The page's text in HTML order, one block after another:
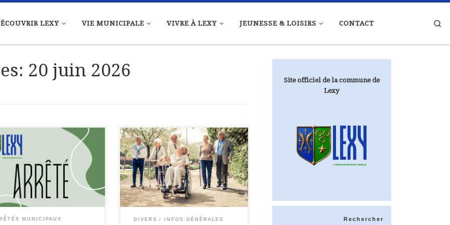
LEXY VIE MUNICIPALE VIVRE À LEXY JEUNESSE & LOISIRS CONTACT
20 juin 2026
de Meurthe-et-
Commune de LEXY ARRETE
rue de Lorraine
2026 de Football) Le
de la Commune de LEXY Vu
des Communes Vu le Code
MUNICIPAUX
Afin de mieux protéger les
habitants les plus exposés aux
risques liés à la chaleur, la
Commune de LEXY tient un registre
nominatif des personnes
vulnérables, c’est-à-dire : C’est
pourquoi, pour […]
DIVERS INFOS GÉNÉRALES
Site officiel de la commune de
Lexy
Rechercher